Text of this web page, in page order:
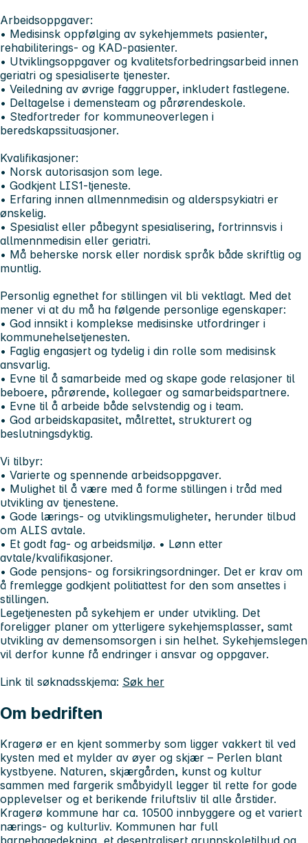
Arbeidsoppgaver:
• Medisinsk oppfølging av sykehjemmets pasienter,
rehabiliterings- og KAD-pasienter.
• Utviklingsoppgaver og kvalitetsforbedringsarbeid innen
geriatri og spesialiserte tjenester.
• Veiledning av øvrige faggrupper, inkludert fastlegene.
• Deltagelse i demensteam og pårørendeskole.
• Stedfortreder for kommuneoverlegen i
beredskapssituasjoner.
Kvalifikasjoner:
• Norsk autorisasjon som lege.
• Godkjent LIS1-tjeneste.
• Erfaring innen allmennmedisin og alderspsykiatri er
ønskelig.
• Spesialist eller påbegynt spesialisering, fortrinnsvis i
allmennmedisin eller geriatri.
• Må beherske norsk eller nordisk språk både skriftlig og
muntlig.
Personlig egnethet for stillingen vil bli vektlagt. Med det
mener vi at du må ha følgende personlige egenskaper:
• God innsikt i komplekse medisinske utfordringer i
kommunehelsetjenesten.
• Faglig engasjert og tydelig i din rolle som medisinsk
ansvarlig.
• Evne til å samarbeide med og skape gode relasjoner til
beboere, pårørende, kollegaer og samarbeidspartnere.
• Evne til å arbeide både selvstendig og i team.
• God arbeidskapasitet, målrettet, strukturert og
beslutningsdyktig.
Vi tilbyr:
• Varierte og spennende arbeidsoppgaver.
• Mulighet til å være med å forme stillingen i tråd med
utvikling av tjenestene.
• Gode lærings- og utviklingsmuligheter, herunder tilbud
om ALIS avtale.
• Et godt fag- og arbeidsmiljø. • Lønn etter
avtale/kvalifikasjoner.
• Gode pensjons- og forsikringsordninger. Det er krav om
å fremlegge godkjent politiattest for den som ansettes i
stillingen.
Legetjenesten på sykehjem er under utvikling. Det
foreligger planer om ytterligere sykehjemsplasser, samt
utvikling av demensomsorgen i sin helhet. Sykehjemslegen
vil derfor kunne få endringer i ansvar og oppgaver.
Link til søknadsskjema: Søk her
Om bedriften
Kragerø er en kjent sommerby som ligger vakkert til ved
kysten med et mylder av øyer og skjær – Perlen blant
kystbyene. Naturen, skjærgården, kunst og kultur
sammen med fargerik småbyidyll legger til rette for gode
opplevelser og et berikende friluftsliv til alle årstider.
Kragerø kommune har ca. 10500 innbyggere og et variert
nærings- og kulturliv. Kommunen har full
barnehagedekning, et desentralisert grunnskoletilbud og